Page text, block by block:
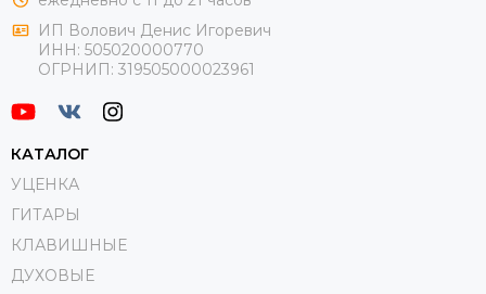
ИП Волович Денис Игоревич
ИНН: 505020000770
ОГРНИП: 319505000023961
КАТАЛОГ
УЦЕНКА
ГИТАРЫ
КЛАВИШНЫЕ
ДУХОВЫЕ